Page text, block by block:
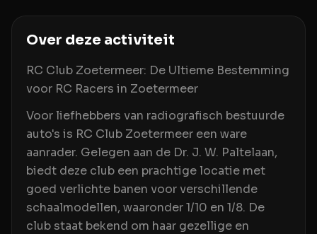
Over deze activiteit
RC Club Zoetermeer: De Ultieme Bestemming
voor RC Racers in Zoetermeer
Voor liefhebbers van radiografisch bestuurde
auto's is RC Club Zoetermeer een ware
aanrader. Gelegen aan de Dr. J. W. Paltelaan,
biedt deze club een prachtige locatie met
goed verlichte banen voor verschillende
schaalmodellen, waaronder 1/10 en 1/8. De
club staat bekend om haar gezellige en